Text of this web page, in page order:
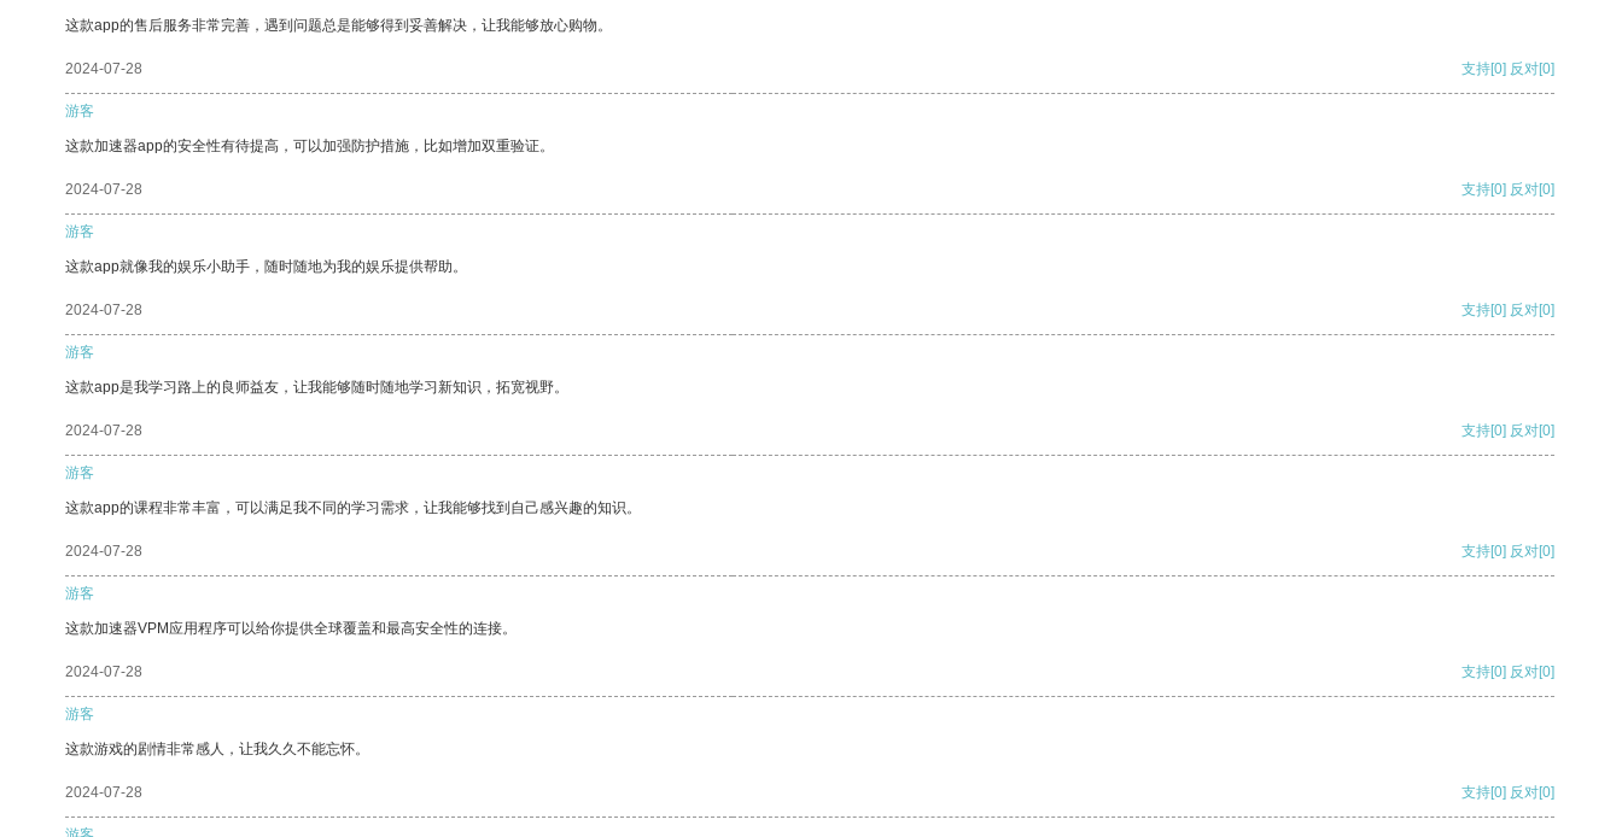
这款app的售后服务非常完善，遇到问题总是能够得到妥善解决，让我能够放心购物。
2024-07-28 支持[0] 反对[0]
游客
这款加速器app的安全性有待提高，可以加强防护措施，比如增加双重验证。
2024-07-28 支持[0] 反对[0]
游客
这款app就像我的娱乐小助手，随时随地为我的娱乐提供帮助。
2024-07-28 支持[0] 反对[0]
游客
这款app是我学习路上的良师益友，让我能够随时随地学习新知识，拓宽视野。
2024-07-28 支持[0] 反对[0]
游客
这款app的课程非常丰富，可以满足我不同的学习需求，让我能够找到自己感兴趣的知识。
2024-07-28 支持[0] 反对[0]
游客
这款加速器VPM应用程序可以给你提供全球覆盖和最高安全性的连接。
2024-07-28 支持[0] 反对[0]
游客
这款游戏的剧情非常感人，让我久久不能忘怀。
2024-07-28 支持[0] 反对[0]